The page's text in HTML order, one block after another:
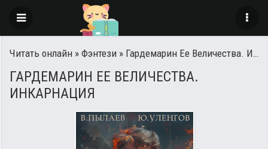
Читать онлайн » Фэнтези » Гардемарин Ее Величества. Инкарнация
ГАРДЕМАРИН ЕЕ ВЕЛИЧЕСТВА.
ИНКАРНАЦИЯ